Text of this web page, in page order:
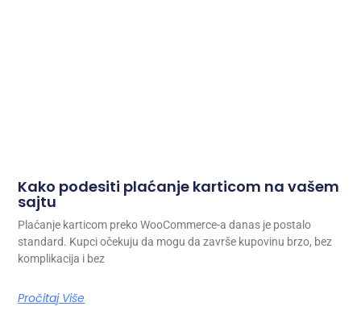
Kako podesiti plaćanje karticom na vašem
sajtu
Plaćanje karticom preko WooCommerce-a danas je postalo
standard. Kupci očekuju da mogu da završe kupovinu brzo, bez
komplikacija i bez
Pročitaj Više